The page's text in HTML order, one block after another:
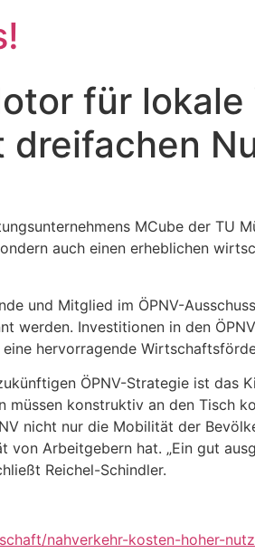
für
dreifachen
MCube der TU
auch einen erheblichen
und Mitglied im ÖPNV-
werden. Investitionen in den
hervorragende
ÖPNV-Strategie ist das
müssen konstruktiv an den Tisch
nicht nur die Mobilität der
von Arbeitgebern hat. „Ein gut
Reichel-Schindler.
nahverkehr-kosten-hoher-